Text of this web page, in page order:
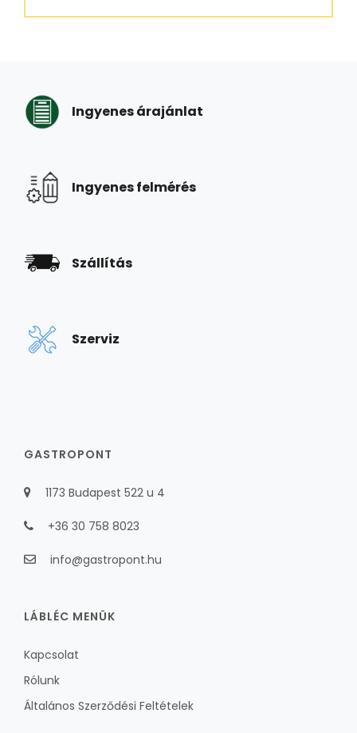
Ingyenes árajánlat
Ingyenes felmérés
Szállítás
Szerviz
GASTROPONT
1173 Budapest 522 u 4
+36 30 758 8023
info@gastropont.hu
LÁBLÉC MENÜK
Kapcsolat
Rólunk
Általános Szerződési Feltételek